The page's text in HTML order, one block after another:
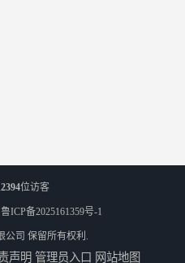
位访客
鲁ICP备2025161359号-1
公司 保留所有权利.
声明 管理员入口 网站地图